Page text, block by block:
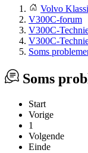
Volvo
V300C-forum
V300C-
V300C-
Soms
Soms
Start
Vorige
1
Volgende
Einde